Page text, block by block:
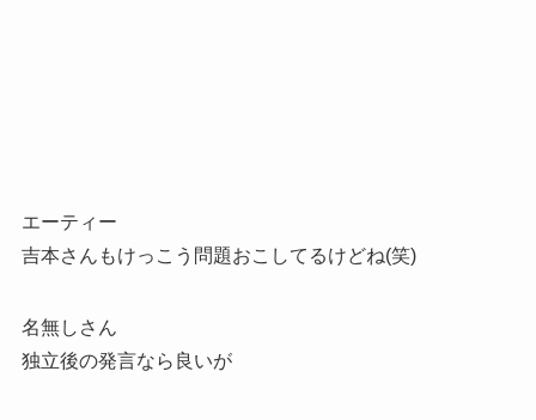
エーティー
吉本さんもけっこう問題おこしてるけどね(笑)
名無しさん
独立後の発言なら良いが